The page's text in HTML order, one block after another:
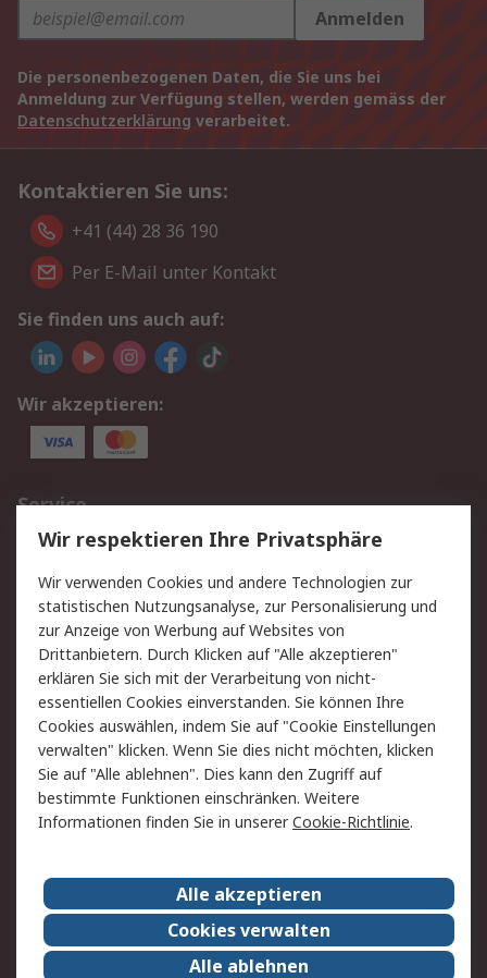
Anmelden
Die personenbezogenen Daten, die Sie uns bei
Anmeldung zur Verfügung stellen, werden gemäss der
Datenschutzerklärung verarbeitet.
Kontaktieren Sie uns:
+41 (44) 28 36 190
Per E-Mail unter Kontakt
Sie finden uns auch auf:
Wir akzeptieren:
Service
Value Added Services
Lieferlösungen
Rücksendungen
Kontakt
Hilfe
Rechtliches
AGB
Datenschutz
Cookie-Richtlinie
Zahlungsbedingungen
Copyright/Impressum
Über RS
Karriere bei RS
Nachhaltigkeit
Qualität/Umwelt/ZertifikatePresse-Center
Event-Center
Wir respektieren Ihre Privatsphäre
Wir verwenden Cookies und andere Technologien zur
statistischen Nutzungsanalyse, zur Personalisierung und
zur Anzeige von Werbung auf Websites von
Drittanbietern. Durch Klicken auf "Alle akzeptieren"
erklären Sie sich mit der Verarbeitung von nicht-
essentiellen Cookies einverstanden. Sie können Ihre
Cookies auswählen, indem Sie auf "Cookie Einstellungen
verwalten" klicken. Wenn Sie dies nicht möchten, klicken
Sie auf "Alle ablehnen". Dies kann den Zugriff auf
bestimmte Funktionen einschränken. Weitere
Informationen finden Sie in unsererCookie-Richtlinie.
Alle akzeptieren
Cookies verwalten
Alle ablehnen